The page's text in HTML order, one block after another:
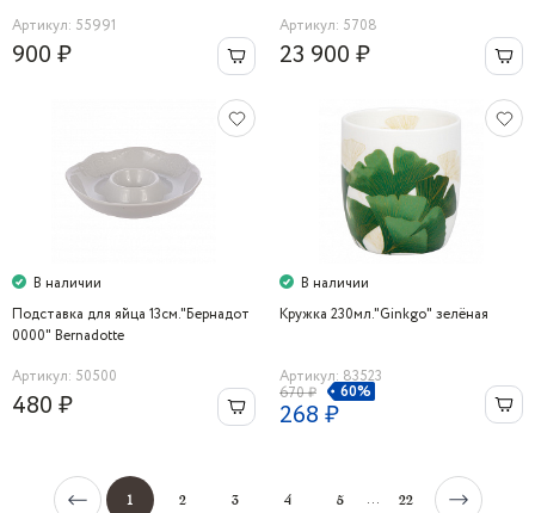
Артикул: 55991
900 ₽
Артикул: 5708
23 900 ₽
В наличии
Подставка для яйца 13см."Бернадот
0000" Bernadotte
Артикул: 50500
480 ₽
В наличии
Кружка 230мл."Ginkgo" зелёная
Артикул: 83523
670 ₽
60%
268 ₽
1 2 3 4 5 ... 22